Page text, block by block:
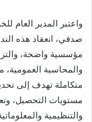
واعتبر المدير العام
صدفي، انعقاد هذه
مؤسسية واضحة،
والمحاسبة
متكاملة تهدف إلى
مستويات التحصيل،
والتنظيمية